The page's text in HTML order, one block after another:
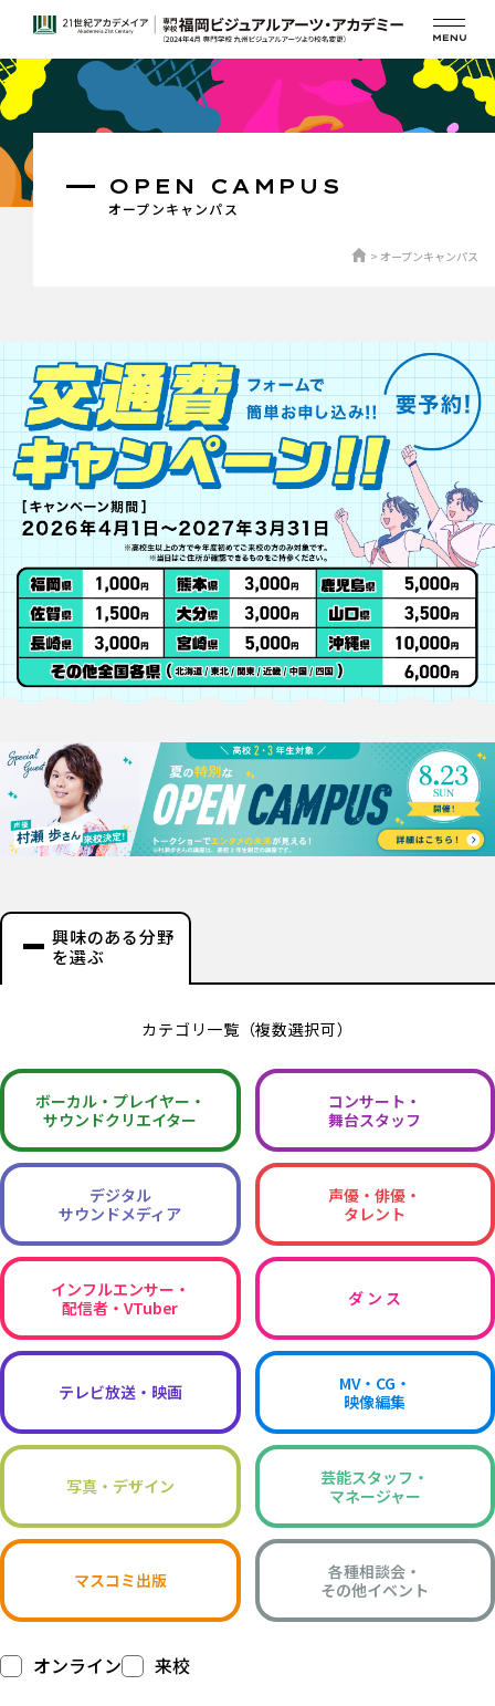
オープンキャンパス
OPEN CAMPUS
オープンキャンパス
興味のある分野
を選ぶ
カテゴリ一覧（複数選択可）
ボーカル・ プレイヤー・
サウンドクリエイター
コンサート・
舞台スタッフ
デジタル
サウンドメディア
声優・俳優・
タレント
インフルエンサー・
配信者・VTuber
ダ ン ス
テレビ放送・映画
MV・CG・
映像編集
写真・デザイン
芸能スタッフ・
マネージャー
マスコミ出版
各種相談会・
その他イベント
オンライン 来校